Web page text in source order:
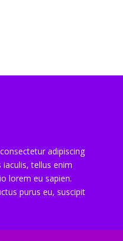
adipiscing
tellus enim
lorem eu sapien.
purus eu, suscipit